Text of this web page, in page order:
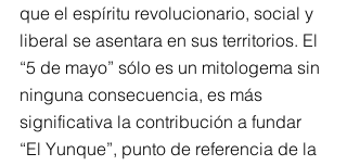
que el espíritu revolucionario, social y
liberal se asentara en sus territorios. El
“5 de mayo” sólo es un mitologema sin
ninguna consecuencia, es más
significativa la contribución a fundar
“El Yunque”, punto de referencia de la